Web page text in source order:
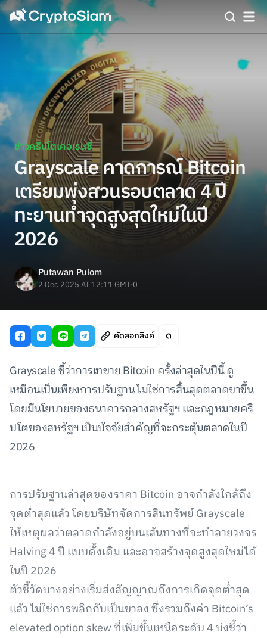
ข่าวคริปโตเคอเรนซี่
Grayscale คาดการณ์ Bitcoin
เตรียมพุ่งสวนรอบตลาด 4 ปี
ทะยานทำจุดสูงสุดใหม่ในปี
2026
Putawan Pulom
2 Dec 2025 AT 12:11 GMT-0
คัดลอกลิงค์
Grayscale ชี้ว่าการเทขาย Bitcoin ครั้งล่าสุดในปีนี้ ดู
เหมือนเป็นเพียงการปรับฐาน ไม่ใช่การสิ้นสุดตลาดขาขึ้น
โดยมีนโยบายของธนาคารกลางสหรัฐฯ และกฎหมายคริ
ปโตของสหรัฐฯ เป็นปัจจัยสำคัญที่จะกระตุ้นตลาดในปี
2026
การปรับฐานล่าสุดของราคา Bitcoin อาจกำลังใกล้ถึง
จุดต่ำสุดแล้ว โดยบริษัทจัดการสินทรัพย์ Grayscale
ให้เหตุผลว่าตลาดกำลังอยู่บนเส้นทางที่จะทำลายวงจร
Halving 4 ปี แบบดั้งเดิม และอาจสร้างจุดสูงสุดใหม่ได้
ในปี 2026
ตัวชี้วัดบางอย่างเริ่มส่งสัญญาณถึงการเกิดจุดต่ำสุด
แล้ว ไม่ใช่การพลิกกับเป็นขาลง ซึ่งรวมถึงค่า Bitcoin’s
elevated option skew ที่เพิ่มขึ้นเหนือระดับ 4 บ่งชี้ว่า